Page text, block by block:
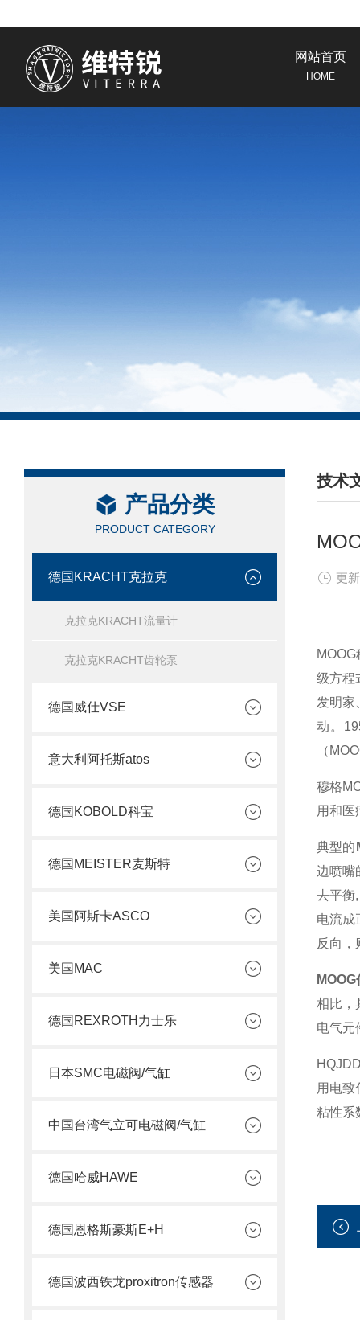
网站首页
HOME
产品分类
PRODUCT CATEGORY
德国KRACHT克拉克
克拉克KRACHT流量计
克拉克KRACHT齿轮泵
德国威仕VSE
意大利阿托斯atos
德国KOBOLD科宝
德国MEISTER麦斯特
美国阿斯卡ASCO
美国MAC
德国REXROTH力士乐
日本SMC电磁阀/气缸
中国台湾气立可电磁阀/气缸
德国哈威HAWE
德国恩格斯豪斯E+H
德国波西铁龙proxitron传感器
技术
/
更
级方程
发明家
动。
（
穆格
用和医
典型的
边喷嘴
去平衡
电流成
反向，
相比，
电气元
用电致
粘性系